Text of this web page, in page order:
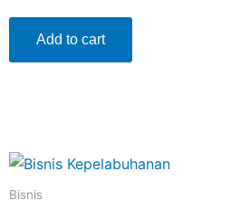
Add to cart
Bisnis